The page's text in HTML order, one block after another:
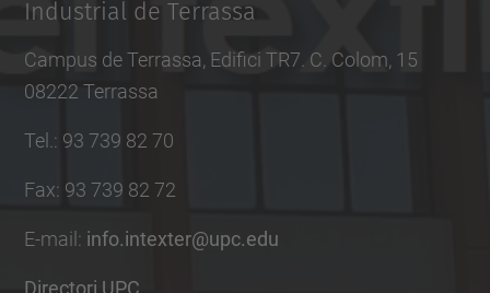
Industrial de Terrassa
Campus de Terrassa, Edifici TR7. C. Colom, 15
08222 Terrassa
Tel. : 93 739 82 70
Fax: 93 739 82 72
E-mail: info.intexter@upc.edu
Directori UPC